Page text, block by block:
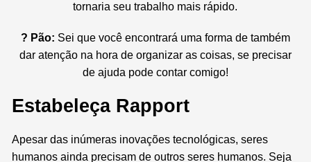
tornaria seu trabalho mais rápido.
? Pão: Sei que você encontrará uma forma de também
dar atenção na hora de organizar as coisas, se precisar
de ajuda pode contar comigo!
Estabeleça Rapport
Apesar das inúmeras inovações tecnológicas, seres
humanos ainda precisam de outros seres humanos. Seja